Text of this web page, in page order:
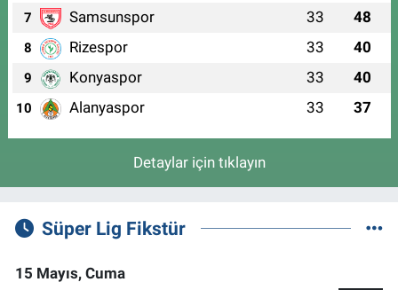
7 Samsunspor 33 48
8 Rizespor 33 40
9 Konyaspor 33 40
10 Alanyaspor 33 37
Detaylar için tıklayın
Süper Lig Fikstür
15 Mayıs, Cuma